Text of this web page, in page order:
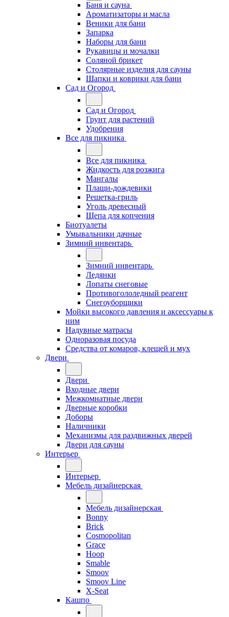
Баня и сауна
Ароматизаторы и масла
Веники для бани
Запарка
Наборы для бани
Рукавицы и мочалки
Соляной брикет
Столярные изделия для сауны
Шапки и коврики для бани
Сад и Огород
Сад и Огород
Грунт для растений
Удобрения
Все для пикника
Все для пикника
Жидкость для розжига
Мангалы
Плащи-дождевики
Решетка-гриль
Уголь древесный
Щепа для копчения
Биотуалеты
Умывальники дачные
Зимний инвентарь
Зимний инвентарь
Ледянки
Лопаты снеговые
Противогололедный реагент
Снегоуборщики
Мойки высокого давления и аксессуары к
ним
Надувные матрасы
Одноразовая посуда
Средства от комаров, клещей и мух
Двери
Двери
Входные двери
Межкомнатные двери
Дверные коробки
Доборы
Наличники
Механизмы для раздвижных дверей
Двери для сауны
Интерьер
Интерьер
Мебель дизайнерская
Мебель дизайнерская
Bonny
Brick
Cosmopolitan
Grace
Hoop
Smable
Smoov
Smoov Line
X-Seat
Кашпо